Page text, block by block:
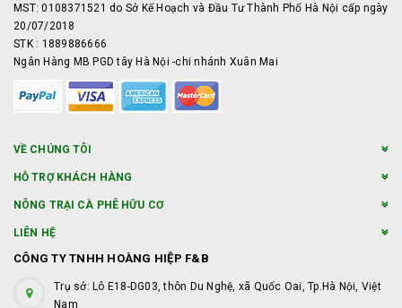
MST: 0108371521 do Sở Kế Hoạch và Đầu Tư Thành Phố Hà Nội cấp ngày
20/07/2018
STK : 1889886666
Ngân Hàng MB PGD tây Hà Nội -chi nhánh Xuân Mai
VỀ CHÚNG TÔI
HỖ TRỢ KHÁCH HÀNG
NÔNG TRẠI CÀ PHÊ HỮU CƠ
LIÊN HỆ
CÔNG TY TNHH HOÀNG HIỆP F&B
Trụ sở: Lô E18-DG03, thôn Du Nghệ, xã Quốc Oai, Tp.Hà Nội, Việt
Nam